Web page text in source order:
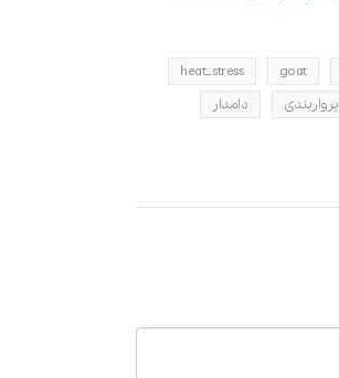
goat
heat_stress
پرواربندی
دامدار